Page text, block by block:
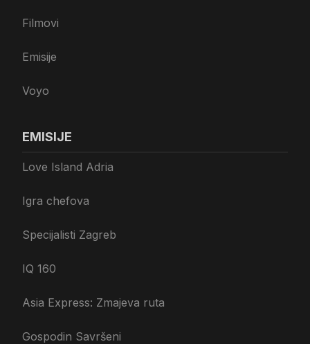
Filmovi
Emisije
Voyo
EMISIJE
Love Island Adria
Igra chefova
Specijalisti Zagreb
IQ 160
Asia Express: Zmajeva ruta
Gospodin Savršeni